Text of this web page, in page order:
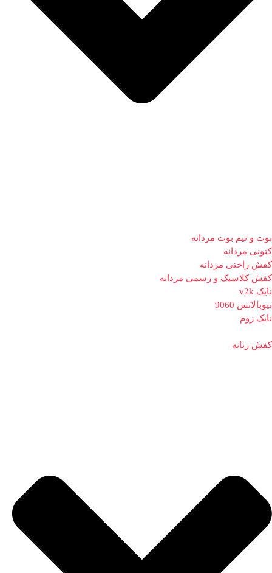
بوت و نیم بوت مردانه
کتونی مردانه
کفش راحتی مردانه
کفش کلاسیک و رسمی مردانه
نایک v2k
نیوبالانس 9060
نایک زوم
کفش زنانه